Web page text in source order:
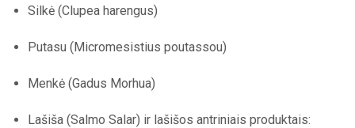
Silkė (Clupea harengus)
Putasu (Micromesistius poutassou)
Menkė (Gadus Morhua)
Lašiša (Salmo Salar) ir lašišos antriniais produktais: